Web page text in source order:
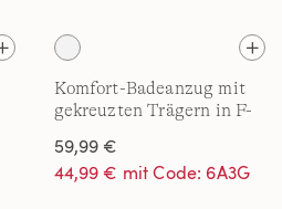
Komfort-Badeanzug mit
gekreuzten Trägern in F-
Damen
59,99 €
44,99 € mit Code: 6A3G